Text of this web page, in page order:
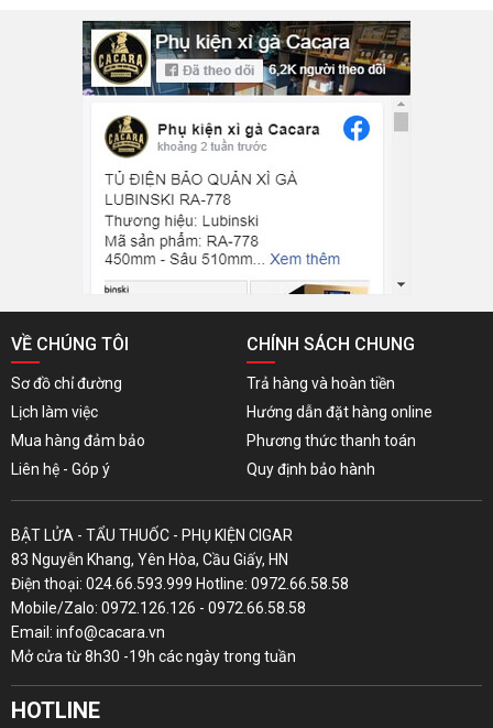
VỀ CHÚNG TÔI
Sơ đồ chỉ đường
Lịch làm việc
Mua hàng đảm bảo
Liên hệ - Góp ý
CHÍNH SÁCH CHUNG
Trả hàng và hoàn tiền
Hướng dẫn đặt hàng online
Phương thức thanh toán
Quy định bảo hành
BẬT LỬA - TẨU THUỐC - PHỤ KIỆN CIGAR
83 Nguyễn Khang, Yên Hòa, Cầu Giấy, HN
Điện thoại: 024.66.593.999 Hotline: 0972.66.58.58
Mobile/Zalo: 0972.126.126 - 0972.66.58.58
Email: info@cacara.vn
Mở cửa từ 8h30 -19h các ngày trong tuần
HOTLINE